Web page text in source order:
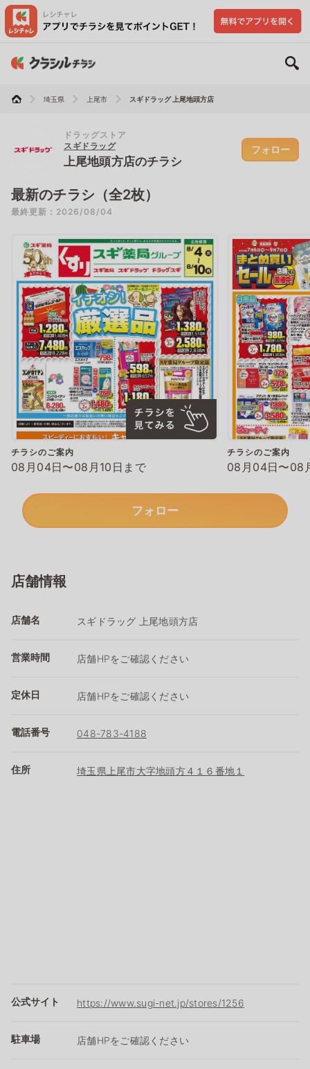
埼玉県 上尾市 スギドラッグ 上尾地頭方店
ドラッグストア
スギドラッグ
上尾地頭方店のチラシ
フォロー
最新のチラシ（全2枚）
最終更新：2026/08/04
チラシのご案内
08月04日〜08月10日まで
チラシのご案内
08月04日〜08
フォロー
店舗情報
店舗名 スギドラッグ 上尾地頭方店
営業時間 店舗HPをご確認ください
定休日 店舗HPをご確認ください
電話番号 048-783-4188
住所 埼玉県上尾市大字地頭方４１６番地１
公式サイト https://www.sugi-net.jp/stores/1256
駐車場 店舗HPをご確認ください